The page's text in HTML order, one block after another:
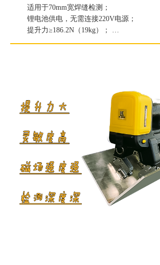
适用于70mm宽焊缝检测；
锂电池供电，无需连接220V电源；
提升力≥186.2N（19kg）；
白光照度≥2000Lux；